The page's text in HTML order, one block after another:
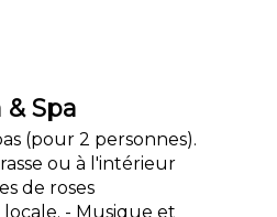
Spa
(pour 2 personnes).
ou à l'intérieur
de roses
- Musique et